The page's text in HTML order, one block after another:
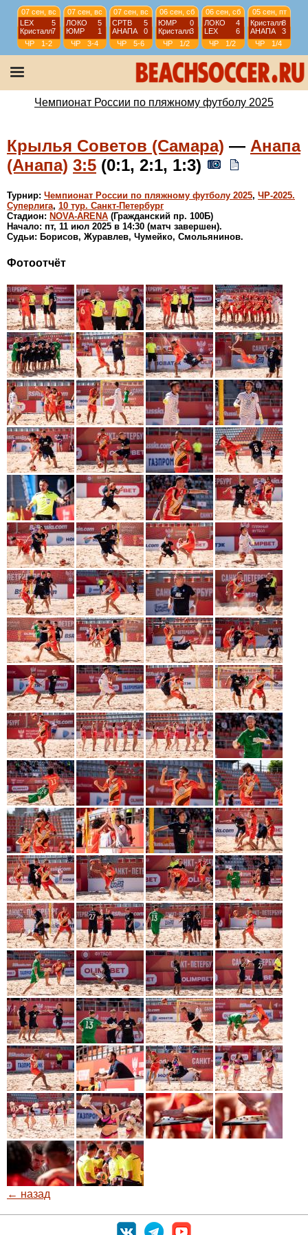
07 сен, вс
LEX
5
Кристалл7
ЧР
1-2
07 сен, вс
ЛОКО
5
ЮМР
1
ЧР
3-4
07 сен, вс
СРТВ
5
АНАПА
0
ЧР
5-6
06 сен, сб
ЮМР
0
Кристалл3
ЧР
1/2
06 сен, сб
ЛОКО
4
LEX
6
ЧР
1/2
05 сен, пт
Кристалл8
АНАПА
3
ЧР
1/4
17 авг, вс
4
Кристалл5
тур
17 авг, вс
СРТВ
3
LEX
3
тур
17 авг, вс
Строгино5
ЛОКО
2
тур
Чемпионат России по пляжному футболу 2025
Крылья Советов (Самара) — Анапа
(Анапа) 3:5 (0:1, 2:1, 1:3)
Турнир: Чемпионат России по пляжному футболу 2025, ЧР-2025.
Суперлига, 10 тур. Санкт-Петербург
Стадион: NOVA-ARENA (Гражданский пр. 100Б)
Начало: пт, 11 июл 2025 в 14:30 (матч завершен).
Судьи: Борисов, Журавлев, Чумейко, Смольянинов.
Фотоотчёт
← назад